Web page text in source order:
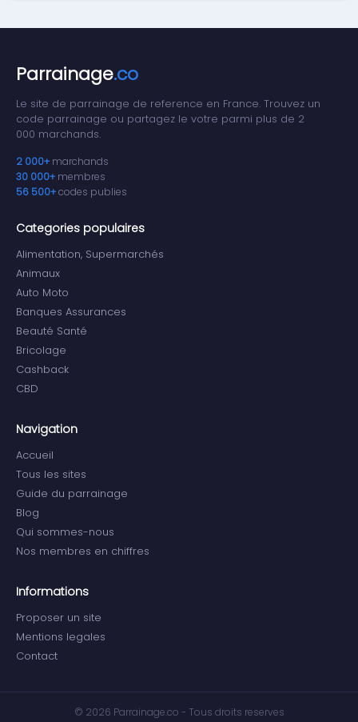
Parrainage.co
Le site de parrainage de reference en France. Trouvez un
code parrainage ou partagez le votre parmi plus de 2
000 marchands.
2 000+ marchands
30 000+ membres
56 500+codes publies
Categories populaires
Alimentation, Supermarchés
Animaux
Auto Moto
Banques Assurances
Beauté Santé
Bricolage
Cashback
CBD
Navigation
Accueil
Tous les sites
Guide du parrainage
Blog
Qui sommes-nous
Nos membres en chiffres
Informations
Proposer un site
Mentions legales
Contact
© 2026 Parrainage.co - Tous droits reserves